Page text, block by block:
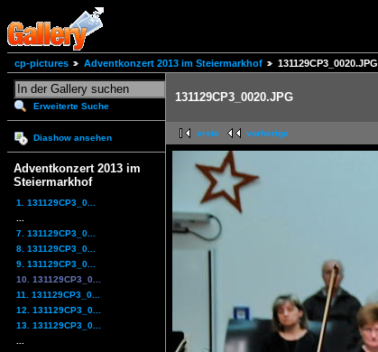
cp-pictures Adventkonzert 2013 im Steiermarkhof 131129CP3_0020.JPG
Erweiterte Suche
Diashow ansehen
Adventkonzert 2013 im
Steiermarkhof
1. 131129CP3_0...
7. 131129CP3_0...
8. 131129CP3_0...
9. 131129CP3_0...
10. 131129CP3_0...
11. 131129CP3_0...
12. 131129CP3_0...
13. 131129CP3_0...
131129CP3_0020.JPG
erste vorherige